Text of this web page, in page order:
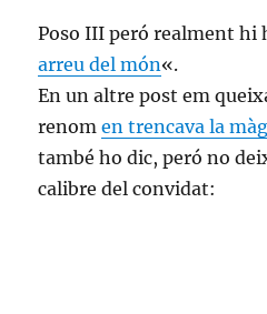
Poso III peró realment hi
arreu del món«.
En un altre post em
renomen trencava la
també ho dic, peró no
calibre del convidat: